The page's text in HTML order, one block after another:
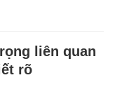
liên quan
rõ